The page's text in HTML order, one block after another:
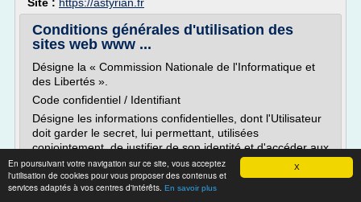
X
En poursuivant votre navigation sur ce site, vous acceptez
l'utilisation de cookies pour vous proposer des contenus et
services adaptés à vos centres d'intérêts. En savoir plus
Conditions générales d'utilisation des
sites web www ...
Désigne la « Commission Nationale de l'Informatique et
des Libertés ».
Code confidentiel / Identifiant
Désigne les informations confidentielles, dont l'Utilisateur
doit garder le secret, lui permettant, utilisées
conjointement, de justifier de son identité et d'accéder aux
rubriques réservées.
Utilisateur